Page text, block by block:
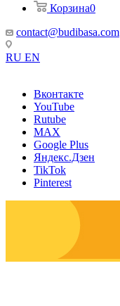
Корзина0
contact@budibasa.com
RU EN
Вконтакте
YouTube
Rutube
MAX
Google Plus
Яндекс.Дзен
TikTok
Pinterest